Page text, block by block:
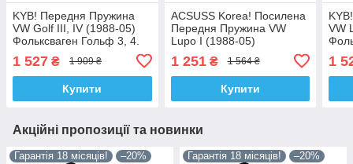
KYB! Передня Пружина
VW Golf III, IV (1988-05)
Фольксваген Гольф 3, 4.
997457 Каяба
1 527 ₴ 1 909 ₴
Купити
ACSUSS Korea! Посилена
Передня Пружина VW
Lupo I (1988-05)
4095033 , RG1297 ,
997457 Аксусс Корея
1 251₴ 1 564 ₴
Купити
VW
1
Акційні пропозиції та новинки
Гарантія 18 місяців!
–20%
Гарантія 18 місяців!
–20%